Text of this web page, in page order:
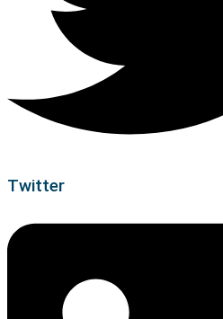
Twitter